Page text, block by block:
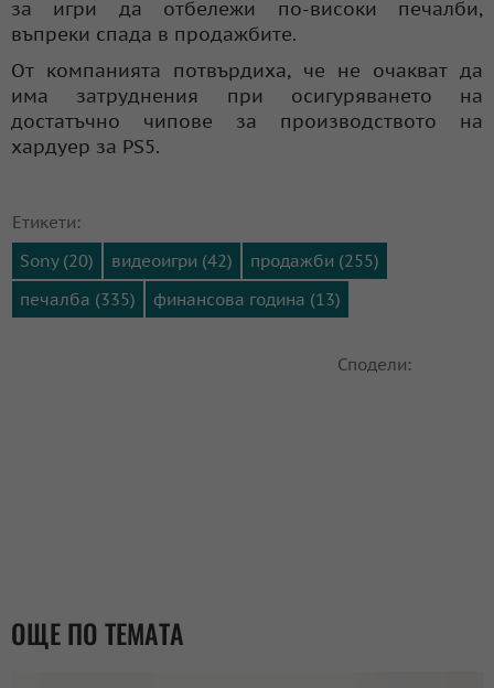
за игри да отбележи по-високи печалби,
въпреки спада в продажбите.
От компанията потвърдиха, че не очакват да
има затруднения при осигуряването на
достатъчно чипове за производството на
хардуер за PS5.
Етикети:
Sony (20)
видеоигри (42)
продажби (255)
печалба (335)
финансова година (13)
Сподели:
ОЩЕ ПО ТЕМАТА